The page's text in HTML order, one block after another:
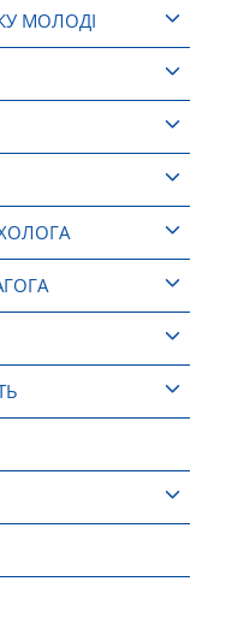
МОЛОДІ